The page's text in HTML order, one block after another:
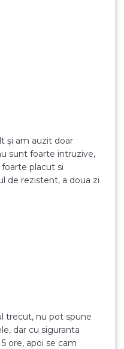
și am auzit doar
sunt foarte intruzive,
placut si
de rezistent, a doua zi
trecut, nu pot spune
dar cu siguranta
ore, apoi se cam